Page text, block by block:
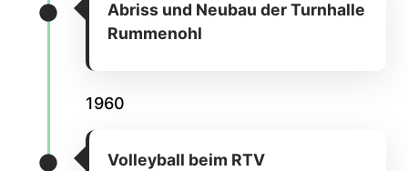
Abriss und Neubau der Turnhalle
Rummenohl
1960
Volleyball beim RTV